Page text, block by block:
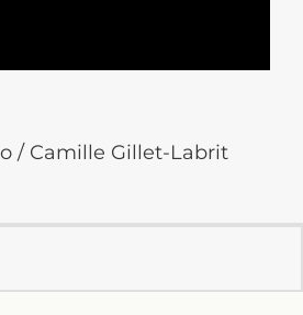
/ Camille Gillet-Labrit